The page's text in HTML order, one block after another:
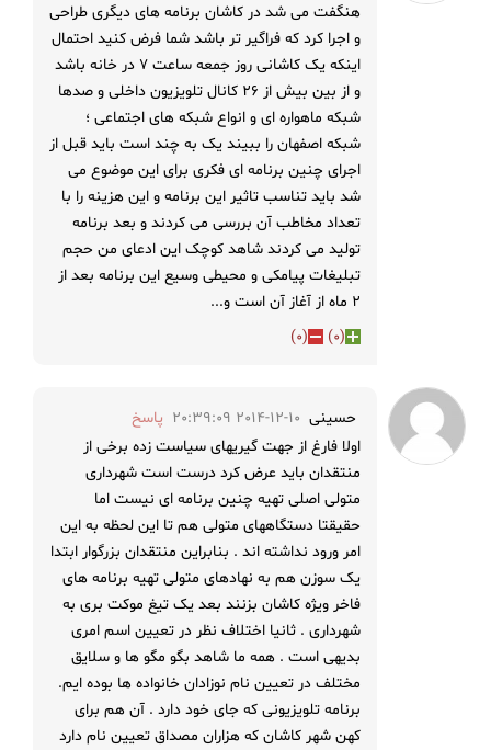
هنگفت می شد در کاشان برنامه های دیگری طراحی
و اجرا کرد که فراگیر تر باشد شما فرض کنید احتمال
اینکه یک کاشانی روز جمعه ساعت ۷ در خانه باشد
و از بین بیش از ۲۶ کانال تلویزیون داخلی و صدها
شبکه ماهواره ای و انواع شبکه های اجتماعی ؛
شبکه اصفهان را ببیند یک به چند است باید قبل از
اجرای چنین برنامه ای فکری برای این موضوع می
شد باید تناسب تاثیر این برنامه و این هزینه را با
تعداد مخاطب آن بررسی می کردند و بعد برنامه
تولید می کردند شاهد کوچک این ادعای من حجم
تبلیغات پیامکی و محیطی وسیع این برنامه بعد از
۲ ماه از آغاز آن است و...
(
0
)
(
0
)
حسینی 2014-12-10 20:39:09
پاسخ
اولا فارغ از جهت گیریهای سیاست زده برخی از
منتقدان باید عرض کرد درست است شهرداری
متولی اصلی تهیه چنین برنامه ای نیست اما
حقیقتا دستگاههای متولی هم تا این لحظه به این
امر ورود نداشته اند . بنابراین منتقدان بزرگوار ابتدا
یک سوزن هم به نهادهای متولی تهیه برنامه های
فاخر ویژه کاشان بزنند بعد یک تیغ موکت بری به
شهرداری . ثانیا اختلاف نظر در تعیین اسم امری
بدیهی است . همه ما شاهد بگو مگو ها و سلایق
مختلف در تعیین نام نوزادان خانواده ها بوده ایم.
برنامه تلویزیونی که جای خود دارد . آن هم برای
کهن شهر کاشان که هزاران مصداق تعیین نام دارد